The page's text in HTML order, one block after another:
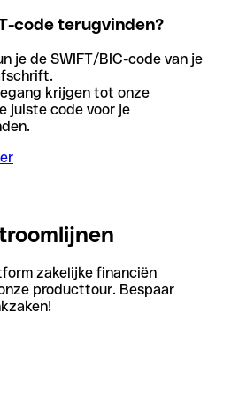
code terugvinden?
je de SWIFT/BIC-code van je
krijgen tot onze
juiste code voor je
zakelijke financiën
producttour. Bespaar